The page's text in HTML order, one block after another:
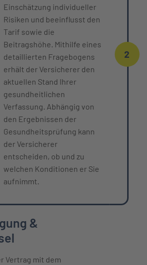
Einschätzung individueller
Risiken und beeinflusst den
Tarif sowie die
Beitragshöhe. Mithilfe eines
detaillierten Fragebogens
erhält der Versicherer den
aktuellen Stand Ihrer
gesundheitlichen
Verfassung. Abhängig von
den Ergebnissen der
Gesundheitsprüfung kann
der Versicherer
entscheiden, ob und zu
welchen Konditionen er Sie
aufnimmt.
2
&
Vertrag mit dem